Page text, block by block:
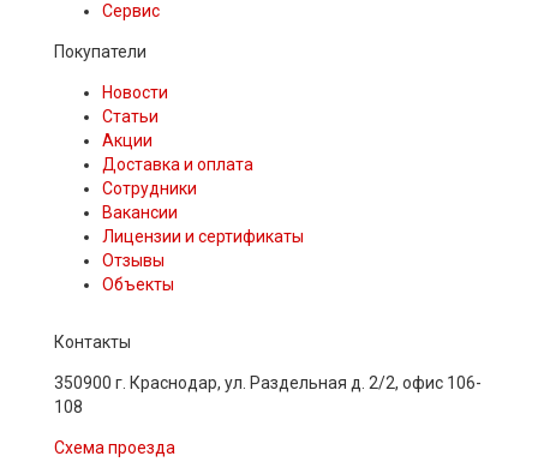
Сервис
Покупатели
Новости
Статьи
Акции
Доставка и оплата
Сотрудники
Вакансии
Лицензии и сертификаты
Отзывы
Объекты
Контакты
350900 г. Краснодар, ул. Раздельная д. 2/2, офис 106-
108
Схема проезда